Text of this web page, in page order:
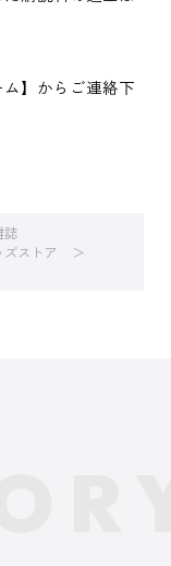
】からご連絡下
誌
ズストア